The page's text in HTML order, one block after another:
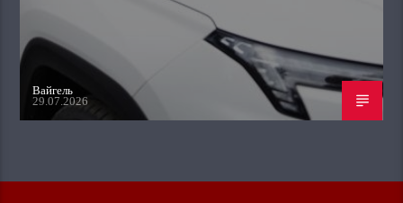
Вайгель
29.07.2026